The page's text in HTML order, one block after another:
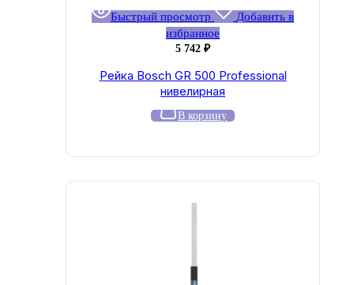
Быстрый просмотр
Добавить в
избранное
5 742 ₽
Рейка Bosch GR 500 Professional
нивелирная
В корзину